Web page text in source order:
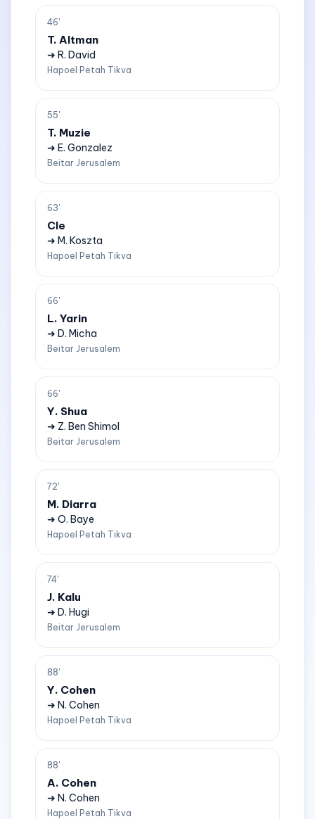
46'
T. Altman
➜ R. David
Hapoel Petah Tikva
55'
T. Muzie
➜ E. Gonzalez
Beitar Jerusalem
63'
Cle
➜ M. Koszta
Hapoel Petah Tikva
66'
L. Yarin
➜ D. Micha
Beitar Jerusalem
66'
Y. Shua
➜ Z. Ben Shimol
Beitar Jerusalem
72'
M. Diarra
➜ O. Baye
Hapoel Petah Tikva
74'
J. Kalu
➜ D. Hugi
Beitar Jerusalem
88'
Y. Cohen
➜ N. Cohen
Hapoel Petah Tikva
88'
A. Cohen
➜ N. Cohen
Hapoel Petah Tikva